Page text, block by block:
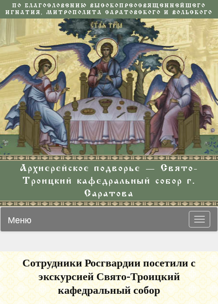
ПО БЛАГОСЛОВЕНИЮ ВЫСОКОПРЕОСВЯЩЕННЕЙШЕГО
ИГНАТИЯ, МИТРОПОЛИТА САРАТОВСКОГО И ВОЛЬСКОГО
Архиерейское подворье — Свято-
Троицкий кафедральный собор г.
Саратова
Меню
Сотрудники Росгвардии посетили с
экскурсией Свято-Троицкий
кафедральный собор